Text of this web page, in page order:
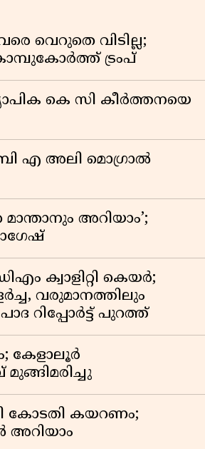
വെറുതെ വിടില്ല;
ട്രംപ്
കെ സി കീർത്തനയെ
ബി എ അലി മൊഗ്രാൽ
അറിയാം’;
ക്വാളിറ്റി കെയർ;
വരുമാനത്തിലും
റിപ്പോർട്ട് പുറത്ത്
കേളാലൂർ
കോടതി കയറണം;
അറിയാം